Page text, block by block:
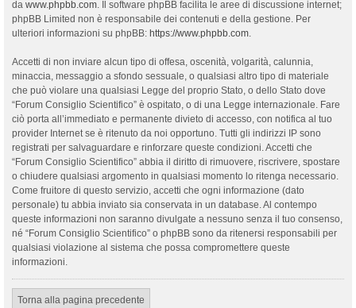
da www.phpbb.com. Il software phpBB facilita le aree di discussione internet;
phpBB Limited non è responsabile dei contenuti e della gestione. Per
ulteriori informazioni su phpBB: https://www.phpbb.com.
Accetti di non inviare alcun tipo di offesa, oscenità, volgarità, calunnia,
minaccia, messaggio a sfondo sessuale, o qualsiasi altro tipo di materiale
che può violare una qualsiasi Legge del proprio Stato, o dello Stato dove
“Forum Consiglio Scientifico” è ospitato, o di una Legge internazionale. Fare
ciò porta all’immediato e permanente divieto di accesso, con notifica al tuo
provider Internet se è ritenuto da noi opportuno. Tutti gli indirizzi IP sono
registrati per salvaguardare e rinforzare queste condizioni. Accetti che
“Forum Consiglio Scientifico” abbia il diritto di rimuovere, riscrivere, spostare
o chiudere qualsiasi argomento in qualsiasi momento lo ritenga necessario.
Come fruitore di questo servizio, accetti che ogni informazione (dato
personale) tu abbia inviato sia conservata in un database. Al contempo
queste informazioni non saranno divulgate a nessuno senza il tuo consenso,
né “Forum Consiglio Scientifico” o phpBB sono da ritenersi responsabili per
qualsiasi violazione al sistema che possa compromettere queste
informazioni.
Torna alla pagina precedente